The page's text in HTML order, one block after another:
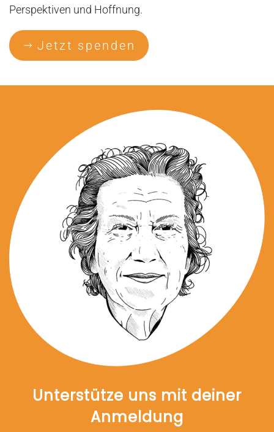
Perspektiven und Hoffnung.
Jetzt spenden
Unterstütze uns mit deiner
Anmeldung